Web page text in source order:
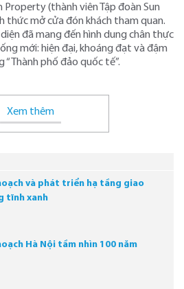
Property (thành viên Tập đoàn Sun
thức mở cửa đón khách tham quan.
đã mang đến hình dung chân thực
mới: hiện đại, khoáng đạt và đậm
phố đảo quốc tế”.
Xem thêm
và phát triển hạ tầng giao
tĩnh xanh
Hà Nội tầm nhìn 100 năm